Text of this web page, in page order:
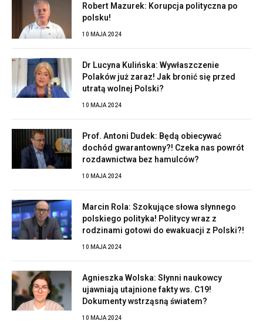
Robert Mazurek: Korupcja polityczna po
polsku!
10 MAJA 2024
Dr Lucyna Kulińska: Wywłaszczenie
Polaków już zaraz! Jak bronić się przed
utratą wolnej Polski?
10 MAJA 2024
Prof. Antoni Dudek: Będą obiecywać
dochód gwarantowny?! Czeka nas powrót
rozdawnictwa bez hamulców?
10 MAJA 2024
Marcin Rola: Szokujące słowa słynnego
polskiego polityka! Politycy wraz z
rodzinami gotowi do ewakuacji z Polski?!
10 MAJA 2024
Agnieszka Wolska: Słynni naukowcy
ujawniają utajnione fakty ws. C19!
Dokumenty wstrząsną światem?
10 MAJA 2024